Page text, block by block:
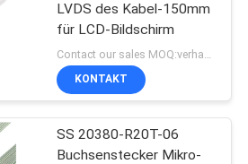
LVDS des Kabel-150mm
für LCD-Bildschirm
KONTAKT
SS 20380-R20T-06
Buchsenstecker Mikro-